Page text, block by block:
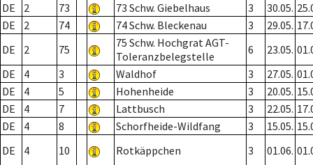
DE
2 73 73 Schw. Giebelhaus 3 30.05.
DE
2 74 74 Schw. Bleckenau 3 29.05.
DE
2 75
75 Schw. Hochgrat AGT-
Toleranzbelegstelle
6 23.05.
DE
4 3 Waldhof 3 27.05.
DE
4 5 Hohenheide 3 20.05.
DE
4 7 Lattbusch 3 22.05.
DE
4 8 Schorfheide-Wildfang 3 15.05.
DE
4 10 Rotkäppchen 3 01.06.